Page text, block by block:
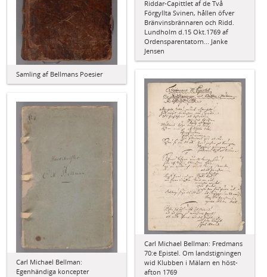
Riddar-Capittlet af de Två
Förgyllta Svinen, hållen öfver
Bränvinsbrännaren och Ridd.
Lundholm d.15 Okt.1769 af
Ordensparentatorn... Janke
Jensen
Samling af Bellmans Poesier
Carl Michael Bellman: Fredmans
70:e Epistel. Om landstigningen
wid Klubben i Mälarn en höst-
afton 1769
Carl Michael Bellman:
Egenhändiga koncepter